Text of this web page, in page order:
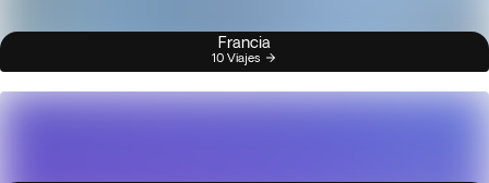
Francia
10 Viajes